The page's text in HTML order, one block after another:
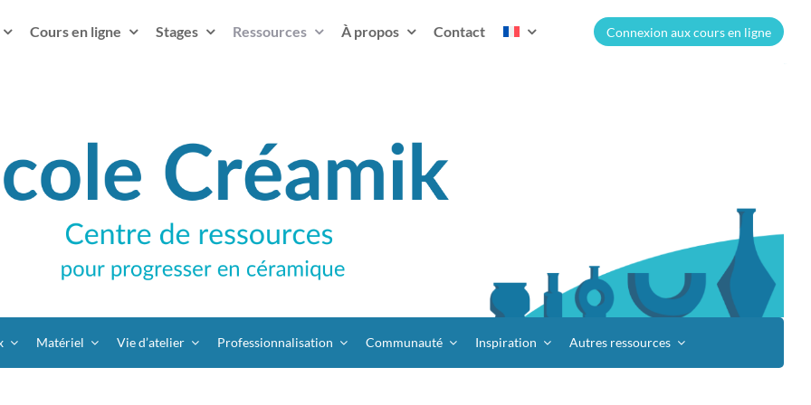
Cours en ligne Stages Ressources À propos Contact Connexion aux cours en ligne
Matériel Vie d’atelier Professionnalisation Communauté Inspiration Autres ressources